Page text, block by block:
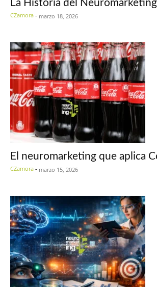
La Historia del Neuromarketing
CZamora - marzo 18, 2026
El neuromarketing que aplica
CZamora - marzo 15, 2026